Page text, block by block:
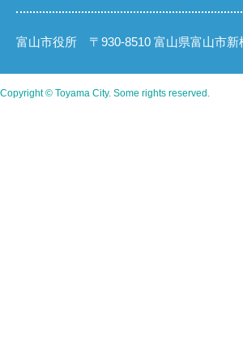
富山市役所 〒930-8510 富山県富山市新
Copyright © Toyama City. Some rights reserved.